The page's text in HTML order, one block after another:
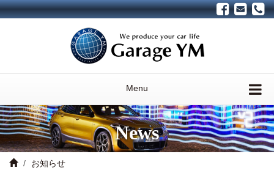
Menu
News
お知らせ